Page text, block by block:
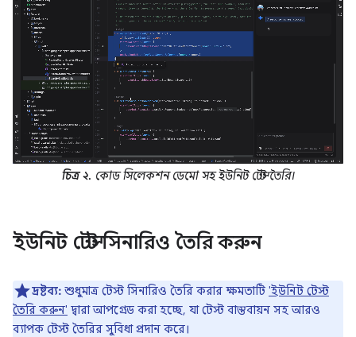
চিত্র ২. কোড সিলেকশন ডেমো সহ ইউনিট টেস্ট তৈরি।
ইউনিট টেস্ট সিনারিও তৈরি করুন
দ্রষ্টব্য: শুধুমাত্র টেস্ট সিনারিও তৈরি করার ক্ষমতাটি 'ইউনিট টেস্ট
তৈরি করুন' দ্বারা আপগ্রেড করা হচ্ছে, যা টেস্ট বাস্তবায়ন সহ আরও
ব্যাপক টেস্ট তৈরির সুবিধা প্রদান করে।